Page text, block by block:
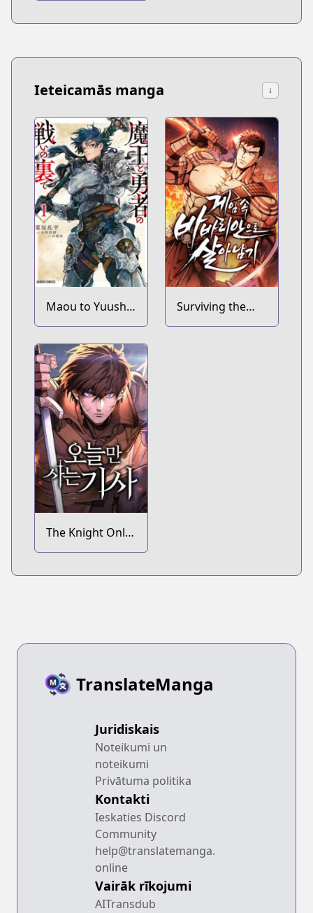
Ieteicamās manga ↓
Maou to Yuusha
no Tatakai no
Ura de
Surviving the
Game as a
The Knight Only
Lives Today
TranslateManga
Juridiskais
Noteikumi un
noteikumi
Privātuma politika
Kontakti
Ieskaties Discord
Community
help@translatemanga.
online
Vairāk rīkojumi
AITransdub